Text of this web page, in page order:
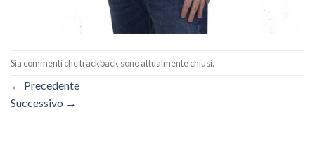
Sia commenti che trackback sono attualmente chiusi.
← Precedente
Successivo →